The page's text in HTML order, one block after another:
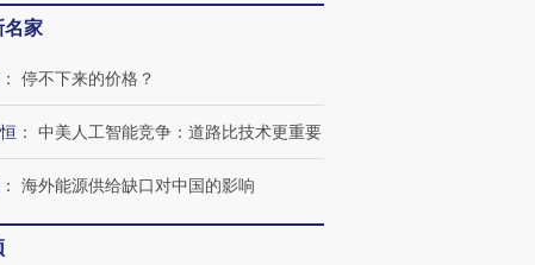
名家
： 停不下来的价格？
： 中美人工智能竞争：道路比技术更重要
： 海外能源供给缺口对中国的影响